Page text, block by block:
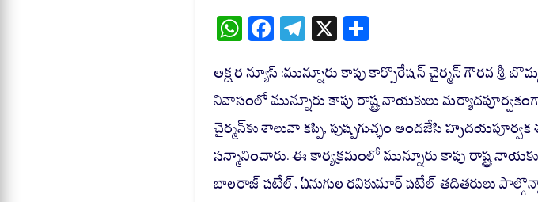
W
ha
ts
A
pp
Fa
ce
bo
ok
Te
le
gr
a
m
X ha
re
అక్షర న్యూస్ :మున్నూరు కాపు కార్పొరేషన్ చైర్మన్‌ గౌరవ శ్రీ
నివాసంలో మున్నూరు కాపు రాష్ట్ర నాయకులు
చైర్మన్‌కు శాలువా కప్పి, పుష్పగుచ్ఛం అందజేసి
సన్మానించారు. ఈ కార్యక్రమంలో మున్నూరు కాపు రాష్ట్ర
బాలరాజ్ పటేల్, ఏనుగుల రవికుమార్ పటేల్ తదితరులు